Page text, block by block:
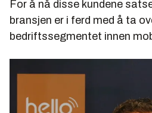
For å nå disse kundene
bransjen er i ferd med å ta
bedriftssegmentet innen